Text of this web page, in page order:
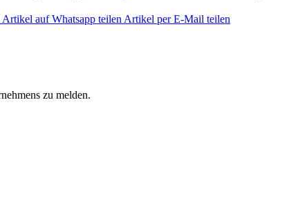
Artikel auf Whatsapp teilen Artikel per E-Mail teilen
zu melden.